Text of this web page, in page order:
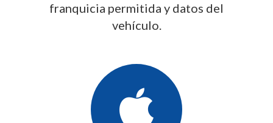
franquicia permitida y datos del
vehículo.